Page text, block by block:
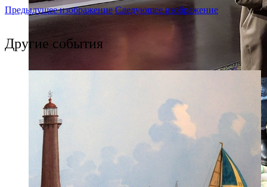
Предыдущее изображение Следующее изображение
Другие события